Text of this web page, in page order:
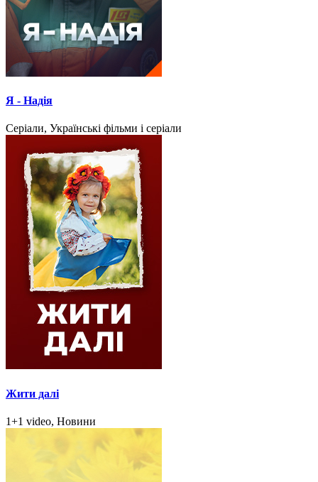
Я - Надія
Серіали, Українські фільми і серіали
Жити далі
1+1 video, Новини